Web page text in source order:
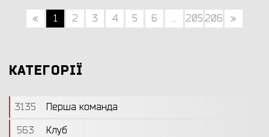
« 1 2 3 4 5 6 ... 205 206 »
КАТЕГОРІЇ
3135
Перша команда
563
Клуб